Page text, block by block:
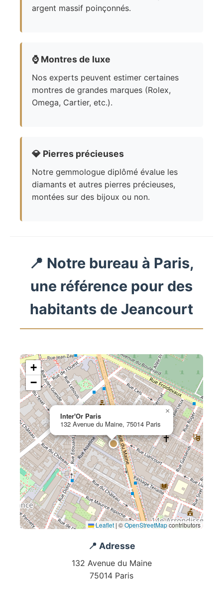
argent massif poinçonnés.
⌚ Montres de luxe
Nos experts peuvent estimer certaines
montres de grandes marques (Rolex,
Omega, Cartier, etc.).
💎 Pierres précieuses
Notre gemmologue diplômé évalue les
diamants et autres pierres précieuses,
montées sur des bijoux ou non.
📍 Notre bureau à Paris,
une référence pour des
habitants de Jeancourt
Inter'Or Paris
132 Avenue du Maine, 75014 Paris
×
+
−
Leaflet | ©OpenStreetMapcontributors
📍 Adresse
132 Avenue du Maine
75014 Paris